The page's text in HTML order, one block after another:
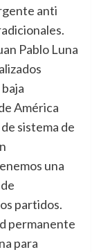
anti
Pablo Luna
América
sistema de
una
partidos.
permanente
para